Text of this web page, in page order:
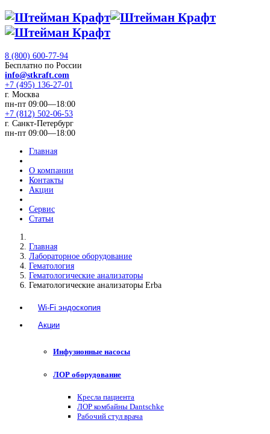
8 (800) 600-77-94
Бесплатно по России
info@stkraft.com
+7 (495) 136-27-01
г. Москва
пн-пт 09:00—18:00
+7 (812) 502-06-53
г. Санкт-Петербург
пн-пт 09:00—18:00
Главная
О компании
Контакты
Акции
Сервис
Статьи
Главная
Лабораторное оборудование
Гематология
Гематологические анализаторы
Гематологические анализаторы Erba
Wi-Fi эндоскопия
Акции
Инфузионные насосы
ЛОР оборудование
Кресла пациента
ЛОР комбайны Dantschke
Рабочий стул врача